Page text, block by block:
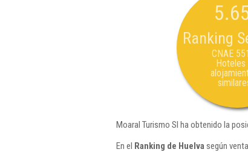
Ranking
CNAE
Hoteles
Moaral Turismo Sl ha obtenido la
En el Ranking de Huelva según